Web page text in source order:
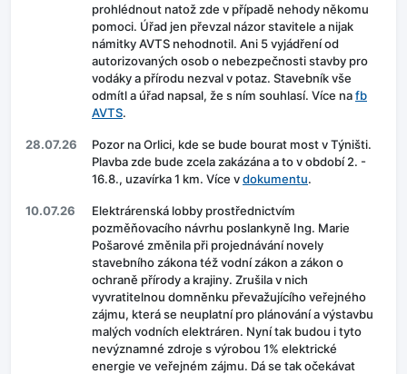
prohlédnout natož zde v případě nehody někomu
pomoci. Úřad jen převzal názor stavitele a nijak
námitky AVTS nehodnotil. Ani 5 vyjádření od
autorizovaných osob o nebezpečnosti stavby pro
vodáky a přírodu nezval v potaz. Stavebník vše
odmítl a úřad napsal, že s ním souhlasí. Více nafb
AVTS.
28.07.26
Pozor na Orlici, kde se bude bourat most v Týništi.
Plavba zde bude zcela zakázána a to v období 2. -
16.8., uzavírka 1 km. Více vdokumentu.
10.07.26
Elektrárenská lobby prostřednictvím
pozměňovacího návrhu poslankyně Ing. Marie
Pošarové změnila při projednávání novely
stavebního zákona též vodní zákon a zákon o
ochraně přírody a krajiny. Zrušila v nich
vyvratitelnou domněnku převažujícího veřejného
zájmu, která se neuplatní pro plánování a výstavbu
malých vodních elektráren. Nyní tak budou i tyto
nevýznamné zdroje s výrobou 1% elektrické
energie ve veřejném zájmu. Dá se tak očekávat